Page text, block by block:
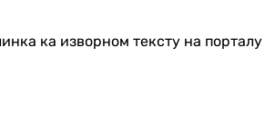
ка изворном тексту на порталу